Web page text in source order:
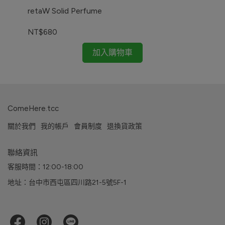
retaW Solid Perfume
NT$680
加入購物車
ComeHere.tcc
關於我們 我的帳戶 會員制度 退換貨政策
聯絡資訊
客服時間：12:00-18:00
地址：台中市西屯區四川路21-5號5F-1